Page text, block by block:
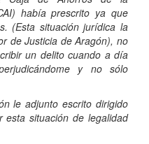
había prescrito ya que
(Esta situación jurídica la
de Justicia de Aragón), no
un delito cuando a día
y no sólo
le adjunto escrito dirigido
esta situación de legalidad